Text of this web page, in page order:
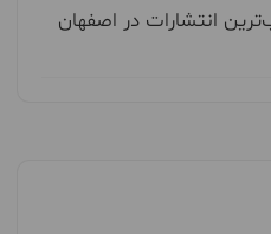
انتشارات در اصفهان